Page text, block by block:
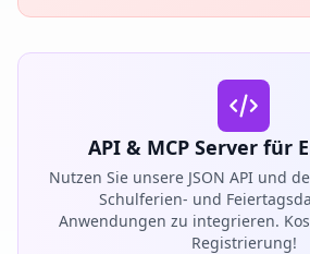
API & MCP Server für
Nutzen Sie unsere JSON API und
Schulferien- und
Anwendungen zu integrieren.
Registrierung!